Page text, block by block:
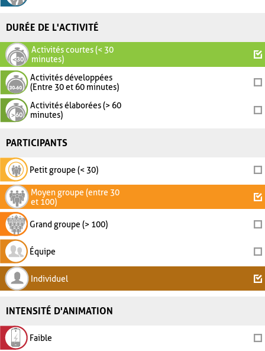
DURÉE DE L'ACTIVITÉ
Activités courtes (< 30
minutes)
Activités développées
(Entre 30 et 60 minutes)
Activités élaborées (> 60
minutes)
PARTICIPANTS
Petit groupe (< 30)
Moyen groupe (entre 30
et 100)
Grand groupe (> 100)
Équipe
Individuel
INTENSITÉ D'ANIMATION
Faible